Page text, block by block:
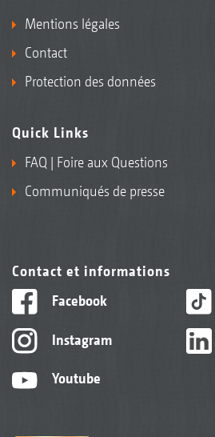
Mentions légales
Contact
Protection des données
Quick Links
FAQ | Foire aux Questions
Communiqués de presse
Contact et informations
Facebook
Instagram
Youtube